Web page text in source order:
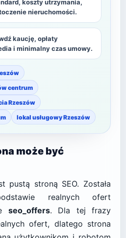
koszty utrzymania,
nieruchomości.
kaucję, opłaty
i minimalny czas umowy.
centrum
Rzeszów
lokal usługowy Rzeszów
może być
pustą stroną SEO. Została
realnych ofert
seo_offers. Dla tej frazy
ofert, dlatego strona